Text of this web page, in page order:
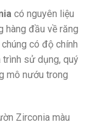
có nguyên liệu
hàng đầu về răng
có độ chính
trình sử dụng, quý
mô nướu trong
Zirconia màu